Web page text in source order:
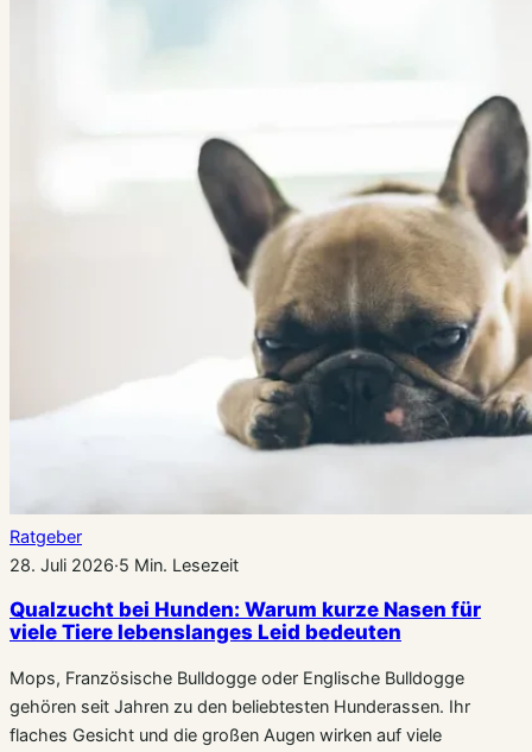
Ratgeber
28. Juli 2026·5 Min. Lesezeit
Qualzucht bei Hunden: Warum kurze Nasen für
viele Tiere lebenslanges Leid bedeuten
Mops, Französische Bulldogge oder Englische Bulldogge
gehören seit Jahren zu den beliebtesten Hunderassen. Ihr
flaches Gesicht und die großen Augen wirken auf viele